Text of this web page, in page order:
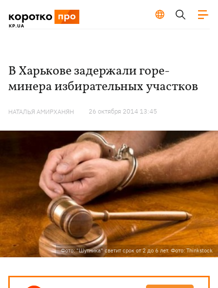
В Харькове задержали горе-
минера избирательных участков
НАТАЛЬЯ АМИРХАНЯН 26 октября 2014 13:45
Фото: "Шутника" светит срок от 2 до 6 лет. Фото: Thinkstock